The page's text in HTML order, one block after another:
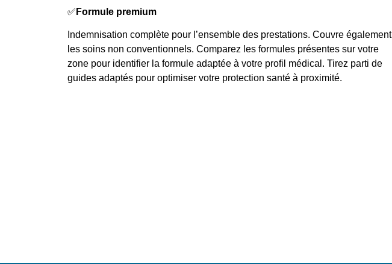
✅ Formule premium
Indemnisation complète pour l’ensemble des prestations. Couvre également
les soins non conventionnels. Comparez les formules présentes sur votre
zone pour identifier la formule adaptée à votre profil médical. Tirez parti de
guides adaptés pour optimiser votre protection santé à proximité.